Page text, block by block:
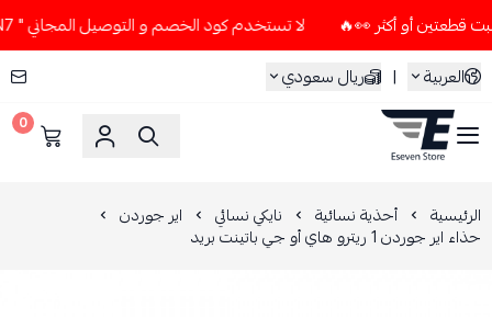
لا تستخدم كود الخصم و التوصيل المجاني " N7 " إلا إذا طلبت قطعتين أو أكثر 👀🔥
العربية
| ريال سعودي
ESEVEN STORE
0
الرئيسية أحذية نسائية نايكي نسائي اير جوردن
حذاء اير جوردن 1 ريترو هاي أو جي باتينت بريد